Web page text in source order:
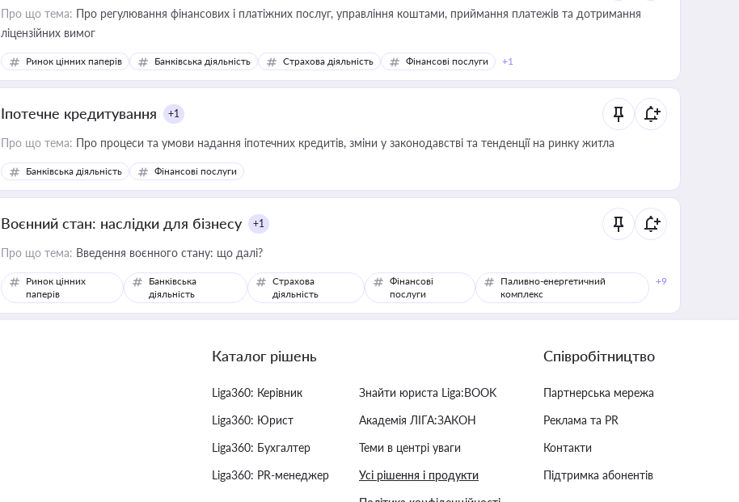
Про що тема: Про регулювання фінансових і платіжних послуг, управління коштами, приймання платежів та дотримання
ліцензійних вимог
Ринок цінних паперів Банківська діяльність Страхова діяльність Фінансові послуги +1
Іпотечне кредитування +1
Про що тема: Про процеси та умови надання іпотечних кредитів, зміни у законодавстві та тенденції на ринку житла
Банківська діяльність Фінансові послуги
Воєнний стан: наслідки для бізнесу +1
Про що тема: Введення воєнного стану: що далі?
Ринок цінних
паперів
Банківська
діяльність
Страхова
діяльність
Фінансові
послуги
Паливно-енергетичний
комплекс
+9
Каталог рішень
Liga360: Керівник
Liga360: Юрист
Liga360: Бухгалтер
Liga360: PR-менеджер
Знайти юриста Liga:BOOK
Академія ЛІГА:ЗАКОН
Теми в центрі уваги
Усі рішення і продукти
Співробітництво
Партнерська мережа
Реклама та PR
Контакти
Підтримка абонентів